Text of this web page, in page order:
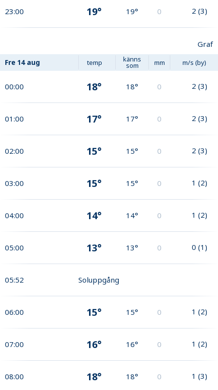
23:00 19° 19° 0 2 (3)
Graf
Fre 14 aug temp känns
som mm m/s (by)
00:00 18° 18° 0 2 (3)
01:00 17° 17° 0 2 (3)
02:00 15° 15° 0 2 (3)
03:00 15° 15° 0 1 (2)
04:00 14° 14° 0 1 (2)
05:00 13° 13° 0 0 (1)
05:52 Soluppgång
06:00 15° 15° 0 1 (2)
07:00 16° 16° 0 1 (2)
08:00 18° 18° 0 1 (3)